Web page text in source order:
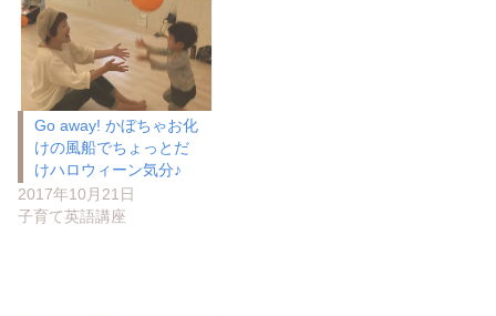
Go away! かぼちゃお化
けの風船でちょっとだ
けハロウィーン気分♪
2017年10月21日
子育て英語講座